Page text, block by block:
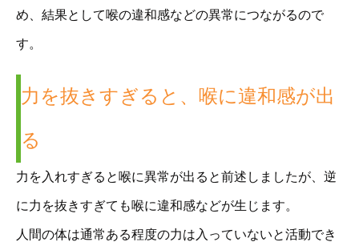
め、結果として喉の違和感などの異常につながるので
す。
力を抜きすぎると、喉に違和感が出
る
力を入れすぎると喉に異常が出ると前述しましたが、逆
に力を抜きすぎても喉に違和感などが生じます。
人間の体は通常ある程度の力は入っていないと活動でき